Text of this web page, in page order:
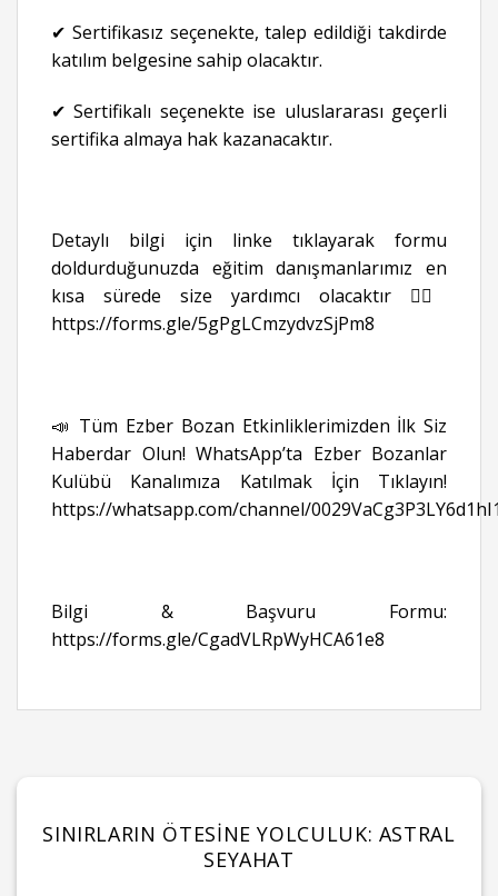
✔ Sertifikasız seçenekte, talep edildiği takdirde
katılım belgesine sahip olacaktır.
✔ Sertifikalı seçenekte ise uluslararası geçerli
sertifika almaya hak kazanacaktır.
Detaylı bilgi için linke tıklayarak formu
doldurduğunuzda eğitim danışmanlarımız en
kısa sürede size yardımcı olacaktır 👉🏻
https://forms.gle/5gPgLCmzydvzSjPm8
📣 Tüm Ezber Bozan Etkinliklerimizden İlk Siz
Haberdar Olun! WhatsApp’ta Ezber Bozanlar
Kulübü Kanalımıza Katılmak İçin Tıklayın!
https://whatsapp.com/channel/
Bilgi & Başvuru Formu:
https://forms.gle/CgadVLRpWyHCA61e8
SINIRLARIN ÖTESINE YOLCULUK: ASTRAL
SEYAHAT